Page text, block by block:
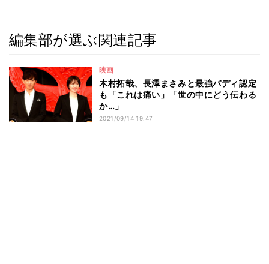
編集部が選ぶ関連記事
映画
木村拓哉、長澤まさみと最強バディ認定
も「これは痛い」「世の中にどう伝わる
か…」
2021/09/14 19:47